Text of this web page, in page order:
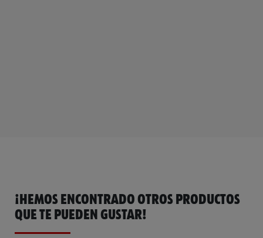
¡HEMOS ENCONTRADO OTROS PRODUCTOS
QUE TE PUEDEN GUSTAR!